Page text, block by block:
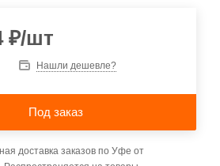
₽/шт
Нашли дешевле?
Под заказ
доставка заказов по Уфе от